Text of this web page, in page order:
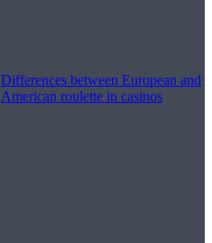
Differences between European and
American roulette in casinos